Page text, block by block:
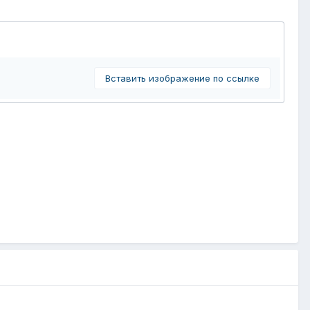
Вставить изображение по ссылке